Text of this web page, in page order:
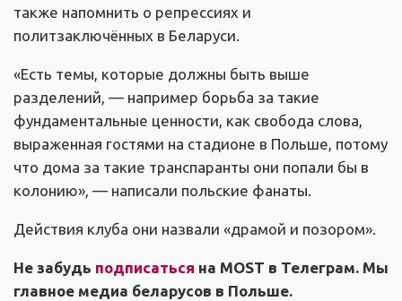
также напомнить о репрессиях и
политзаключённых в Беларуси.
«Есть темы, которые должны быть выше
разделений, — например борьба за такие
фундаментальные ценности, как свобода слова,
выраженная гостями на стадионе в Польше, потому
что дома за такие транспаранты они попали бы в
колонию», — написали польские фанаты.
Действия клуба они назвали «драмой и позором».
Не забудь подписаться на MOST в Телеграм. Мы
главное медиа беларусов в Польше.